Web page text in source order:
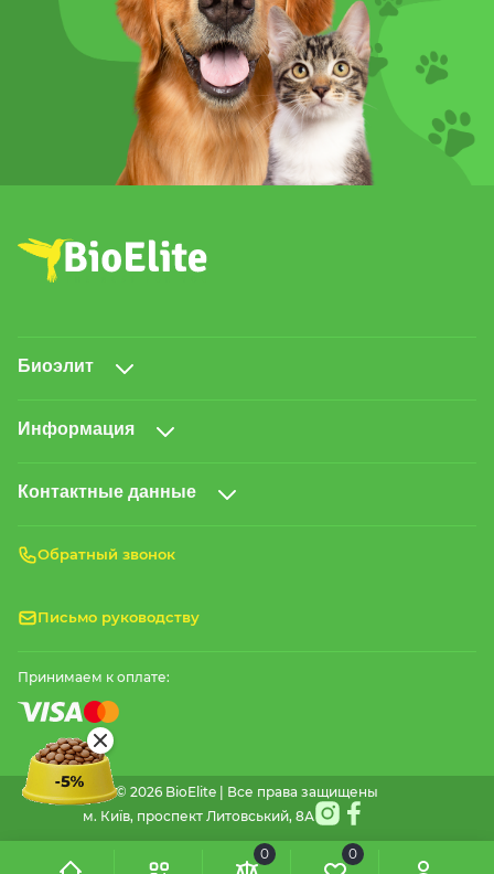
Биоэлит
Информация
Контактные данные
Обратный звонок
Письмо руководству
Принимаем к оплате:
© 2026 BioElite | Все права защищены
м. Київ, проспект Литовський, 8А
0 0